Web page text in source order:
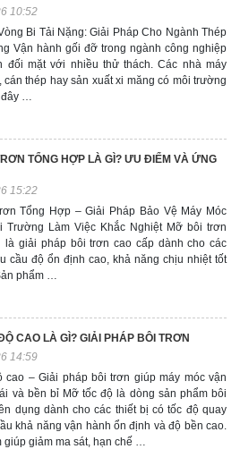
10:52
Bi Tải Nặng: Giải Pháp Cho Ngành Thép
Vận hành gối đỡ trong ngành công nghiệp
đối mặt với nhiều thử thách. Các nhà máy
cán thép hay sản xuất xi măng có môi trường
đây …
TỔNG HỢP LÀ GÌ? ƯU ĐIỂM VÀ ỨNG
15:22
Tổng Hợp – Giải Pháp Bảo Vệ Máy Móc
Trường Làm Việc Khắc Nghiệt Mỡ bôi trơn
giải pháp bôi trơn cao cấp dành cho các
cầu độ ổn định cao, khả năng chịu nhiệt tốt
phẩm …
CAO LÀ GÌ? GIẢI PHÁP BÔI TRƠN
14:59
cao – Giải pháp bôi trơn giúp máy móc vận
và bền bỉ Mỡ tốc độ là dòng sản phẩm bôi
dụng dành cho các thiết bị có tốc độ quay
khả năng vận hành ổn định và độ bền cao.
giúp giảm ma sát, hạn chế …